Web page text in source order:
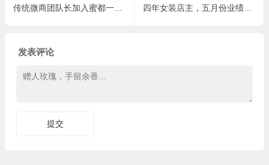
传统微商团队长加入蜜都一个月销量1800箱，真正验证了猫哥说的那句话，代理赚钱收代理这就是最好的鸡血‼️
四年女装店主，五月份业绩达到1500箱
发表评论